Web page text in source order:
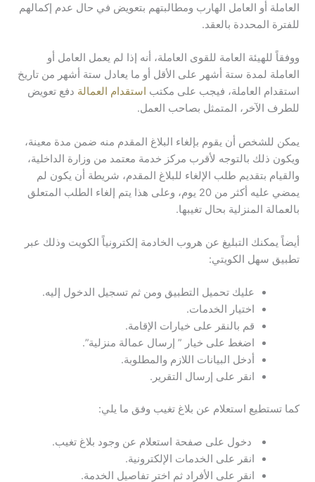
العاملة أو العامل الهارب ومطالبتهم بتعويض في حال عدم إكمالهم
للفترة المحددة بالعقد.
ووفقاً للهيئة العامة للقوى العاملة، أنه إذا لم يعمل العامل أو
العاملة لمدة ستة أشهر على الأقل أو ما يعادل ستة أشهر من تاريخ
استقدام العاملة، فيجب على مكتب استقدام العمالة دفع تعويض
للطرف الآخر، المتمثل بصاحب العمل.
يمكن للشخص أن يقوم بإلغاء البلاغ المقدم منه ضمن مدة معينة،
ويكون ذلك بالتوجه لأقرب مركز خدمة معتمد من وزارة الداخلية،
والقيام بتقديم طلب الإلغاء للبلاغ المقدم، شريطة أن يكون لم
يمضي عليه أكثر من 20 يوم، وعلى هذا يتم إلغاء الطلب المتعلق
بالعمالة المنزلية بحال تغيبها.
أيضاً يمكنك التبليغ عن هروب الخادمة إلكترونياً الكويت وذلك عبر
تطبيق سهل الكويتي:
عليك تحميل التطبيق ومن ثم تسجيل الدخول إليه.
اختيار الخدمات.
قم بالنقر على خيارات الإقامة.
اضغط على خيار ” إرسال عمالة منزلية”.
أدخل البيانات اللازم والمطلوبة.
انقر على إرسال التقرير.
كما تستطيع استعلام عن بلاغ تغيب وفق ما يلي:
دخول على صفحة استعلام عن وجود بلاغ تغيب.
انقر على الخدمات الإلكترونية.
انقر على الأفراد ثم اختر تفاصيل الخدمة.